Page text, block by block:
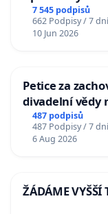
7 545 podpisů
662 Podpisy / 7 dní
10 Jun 2026
Petice za
divadelní vědy
487 podpisů
487 Podpisy / 7 dní
6 Aug 2026
ŽÁDÁME VYŠŠÍ